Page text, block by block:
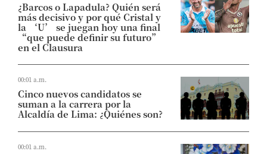
¿Barcos o Lapadula? Quién será
más decisivo y por qué Cristal y
la ‘U’ se juegan hoy una final
“que puede definir su futuro”
en el Clausura
00:01 a.m.
Cinco nuevos candidatos se
suman a la carrera por la
Alcaldía de Lima: ¿Quiénes son?
00:01 a.m.